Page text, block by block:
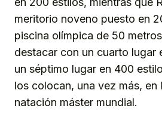
meritorio noveno puesto en
piscina olímpica de 50
destacar con un cuarto lugar
un séptimo lugar en 400
los colocan, una vez más, en
natación máster mundial.